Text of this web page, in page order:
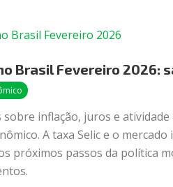
Brasil Fevereiro 2026:
sobre inflação, juros e
A taxa Selic e o
próximos passos da política